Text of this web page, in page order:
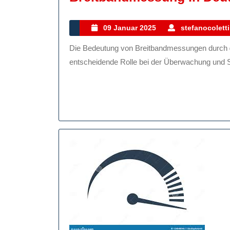
09 Januar 2025
09
Januar
2025
stefanocoletti
Die Bedeutung von Breitbandmessungen durch die Bundesnetzagentur Die Bundesnetzagentur spielt eine
entscheidende Rolle bei der Überwachung und